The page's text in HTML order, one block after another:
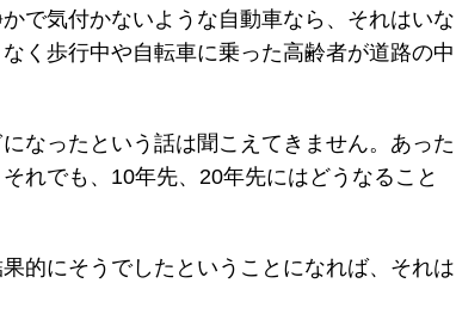
で気付かないような自動車なら、それはいな
く歩行中や自転車に乗った高齢者が道路の中
なったという話は聞こえてきません。あった
れでも、10年先、20年先にはどうなること
的にそうでしたということになれば、それは